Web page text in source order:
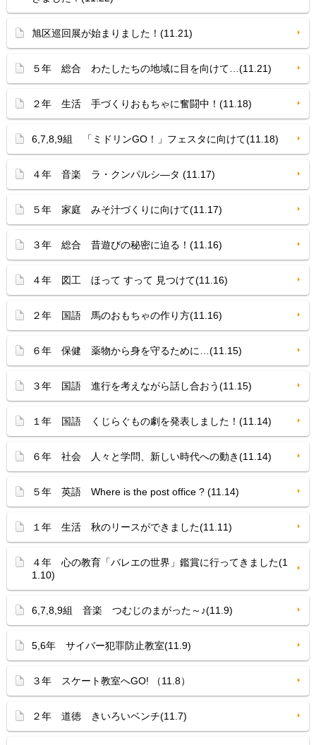
旭区巡回展が始まりました！(11.21)
５年 総合 わたしたちの地域に目を向けて…(11.21)
２年 生活 手づくりおもちゃに奮闘中！(11.18)
6,7,8,9組 「ミドリンGO！」フェスタに向けて(11.18)
４年 音楽 ラ・クンパルシ—タ (11.17)
５年 家庭 みそ汁づくりに向けて(11.17)
３年 総合 昔遊びの秘密に迫る！(11.16)
４年 図工 ほって すって 見つけて(11.16)
２年 国語 馬のおもちゃの作り方(11.16)
６年 保健 薬物から身を守るために…(11.15)
３年 国語 進行を考えながら話し合おう(11.15)
１年 国語 くじらぐもの劇を発表しました！(11.14)
６年 社会 人々と学問、新しい時代への動き(11.14)
５年 英語 Where is the post office ? (11.14)
１年 生活 秋のリースができました(11.11)
４年 心の教育「バレエの世界」鑑賞に行ってきました(1
1.10)
6,7,8,9組 音楽 つむじのまがった～♪(11.9)
5,6年 サイバー犯罪防止教室(11.9)
３年 スケート教室へGO! （11.8）
２年 道徳 きいろいベンチ(11.7)